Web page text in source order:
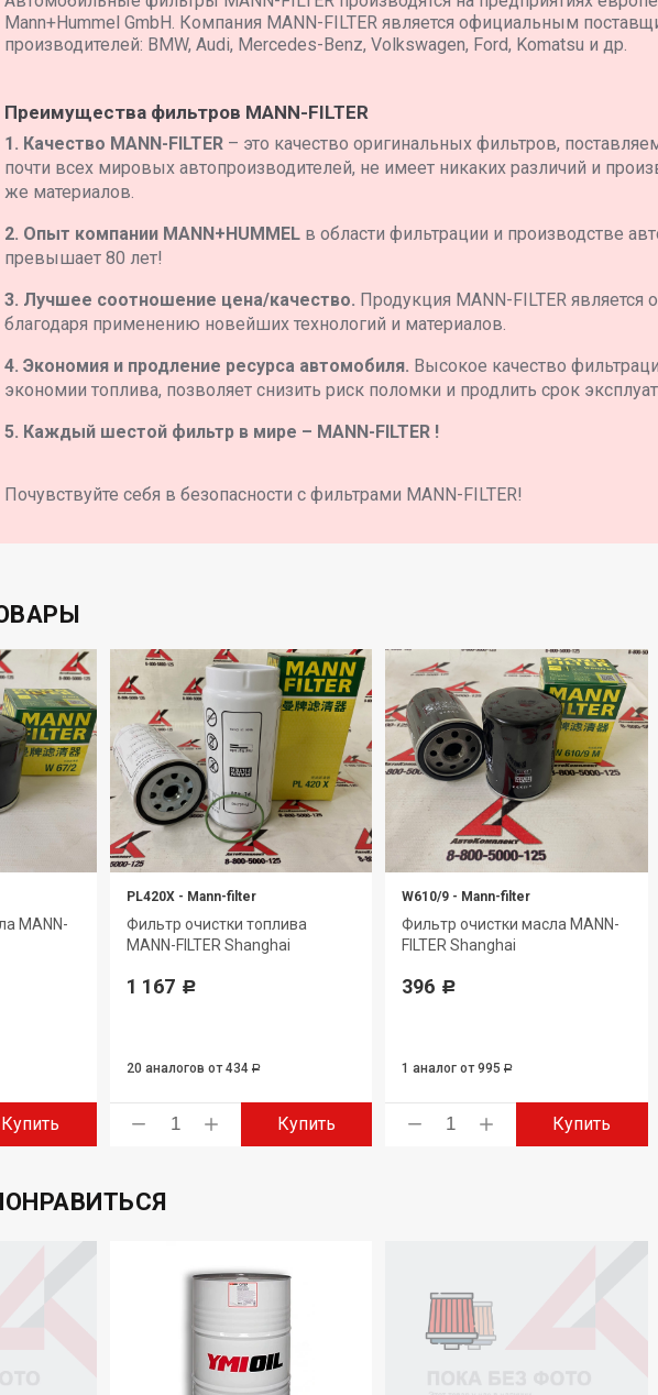
Mann+Hummel GmbH. Компания MANN-FILTER является официальным
производителей: BMW, Audi, Mercedes-Benz, Volkswagen, Ford, Komatsu и др.
Преимущества фильтров MANN-FILTER
1. Качество MANN-FILTER – это качество оригинальных фильтров,
почти всех мировых автопроизводителей, не имеет никаких различий и
же материалов.
2. Опыт компании MANN+HUMMEL в области фильтрации и производстве
превышает 80 лет!
3. Лучшее соотношение цена/качество. Продукция MANN-FILTER
благодаря применению новейших технологий и материалов.
4. Экономия и продление ресурса автомобиля. Высокое качество
экономии топлива, позволяет снизить риск поломки и продлить срок
5. Каждый шестой фильтр в мире – MANN-FILTER !
Почувствуйте себя в безопасности с фильтрами MANN-FILTER!
MANN-
Купить
PL420X - Mann-filter
Фильтр очистки топлива
MANN-FILTER Shanghai
1 167 Р
20 аналогов от 434 Р
Купить
W610/9 - Mann-filter
Фильтр очистки масла MANN-
FILTER Shanghai
396 Р
1 аналог от 995 Р
Купить